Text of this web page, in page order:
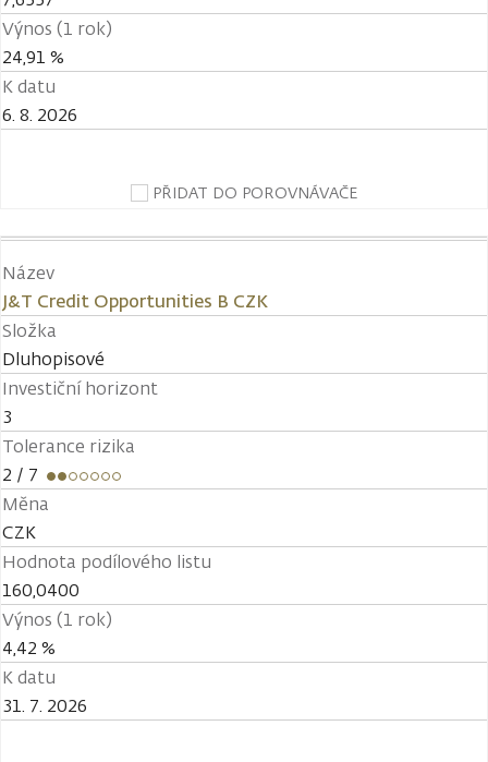
Výnos (1 rok)
24,91 %
K datu
6. 8. 2026
PŘIDAT DO POROVNÁVAČE
Název
J&T Credit Opportunities B CZK
Složka
Dluhopisové
Investiční horizont
3
Tolerance rizika
2 / 7
Měna
CZK
Hodnota podílového listu
160,0400
Výnos (1 rok)
4,42 %
K datu
31. 7. 2026